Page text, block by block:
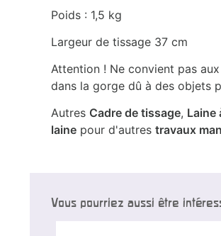
Poids : 1,5 kg
Largeur de tissage 37 cm
Attention ! Ne convient pas
dans la gorge dû à des objets
Autres Cadre de tissage, Laine
laine pour d'autres travaux
Vous pourriez aussi être